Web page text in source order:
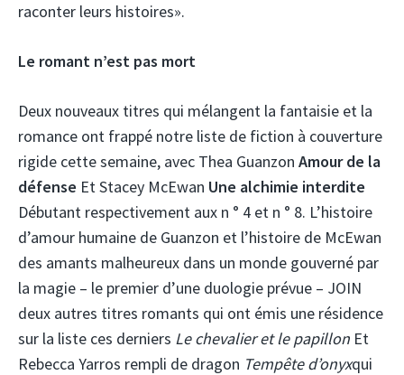
raconter leurs histoires».
Le romant n’est pas mort
Deux nouveaux titres qui mélangent la fantaisie et la
romance ont frappé notre liste de fiction à couverture
rigide cette semaine, avec Thea Guanzon Amour de la
défense Et Stacey McEwan Une alchimie interdite
Débutant respectivement aux n ° 4 et n ° 8. L’histoire
d’amour humaine de Guanzon et l’histoire de McEwan
des amants malheureux dans un monde gouverné par
la magie – le premier d’une duologie prévue – JOIN
deux autres titres romants qui ont émis une résidence
sur la liste ces derniers Le chevalier et le papillon Et
Rebecca Yarros rempli de dragon Tempête d’onyxqui